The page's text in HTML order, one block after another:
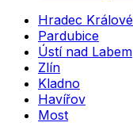
Hradec Králové
Pardubice
Ústí nad Labem
Zlín
Kladno
Havířov
Most